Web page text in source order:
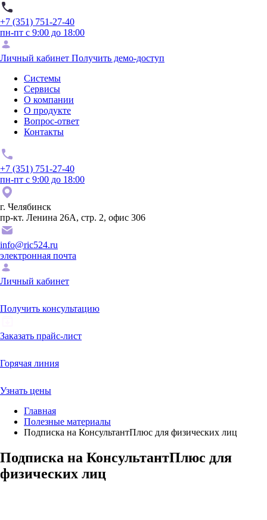
+7 (351) 751-27-40
пн-пт с 9:00 до 18:00
Личный кабинет Получить демо-доступ
Системы
Сервисы
О компании
О продукте
Вопрос-ответ
Контакты
+7 (351) 751-27-40
пн-пт с 9:00 до 18:00
г. Челябинск
пр-кт. Ленина 26А, стр. 2, офис 306
info@ric524.ru
электронная почта
Личный кабинет
Получить консультацию
Заказать прайс-лист
Горячая линия
Узнать цены
Главная
Полезные материалы
Подписка на КонсультантПлюс для физических лиц
Подписка на КонсультантПлюс для
физических лиц